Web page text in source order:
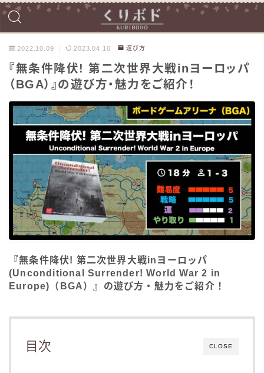
2022.10.09 2023.04.10 遊び方
『無条件降伏! 第二次世界大戦inヨーロッパ
（BGA）』の遊び方・魅力をご紹介！
『無条件降伏! 第二次世界大戦inヨーロッパ
(Unconditional Surrender! World War 2 in
Europe)（BGA）』の遊び方・魅力をご紹介！
CLOSE
目次